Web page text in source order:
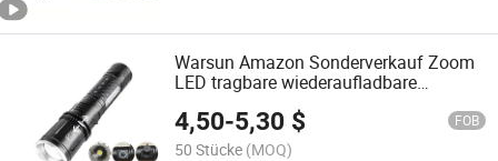
Warsun Amazon Sonderverkauf Zoom
LED tragbare wiederaufladbare
4,50-5,30 $ FOB
50 Stücke (MOQ)